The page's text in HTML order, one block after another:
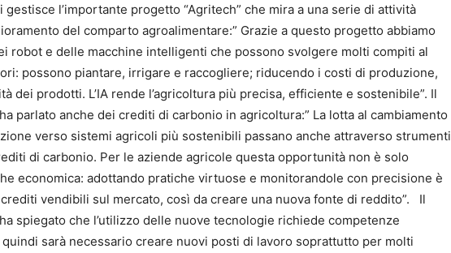
gestisce l’importante progetto “Agritech” che mira a una serie di attività
del comparto agroalimentare:” Grazie a questo progetto abbiamo
robot e delle macchine intelligenti che possono svolgere molti compiti al
possono piantare, irrigare e raccogliere; riducendo i costi di produzione,
dei prodotti. L’IA rende l’agricoltura più precisa, efficiente e sostenibile”. Il
parlato anche dei crediti di carbonio in agricoltura:” La lotta al cambiamento
verso sistemi agricoli più sostenibili passano anche attraverso strumenti
di carbonio. Per le aziende agricole questa opportunità non è solo
economica: adottando pratiche virtuose e monitorandole con precisione è
vendibili sul mercato, così da creare una nuova fonte di reddito”. Il
spiegato che l’utilizzo delle nuove tecnologie richiede competenze
sarà necessario creare nuovi posti di lavoro soprattutto per molti